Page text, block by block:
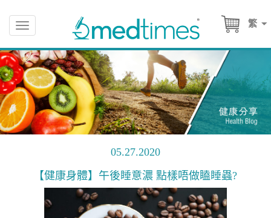
繁
Toggle
navigation
05.27.2020
【健康身體】午後睡意濃 點樣唔做瞌睡蟲?